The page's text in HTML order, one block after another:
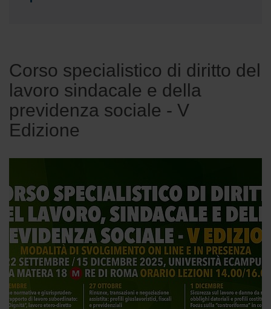
Corso specialistico di diritto del
lavoro sindacale e della
previdenza sociale - V
Edizione